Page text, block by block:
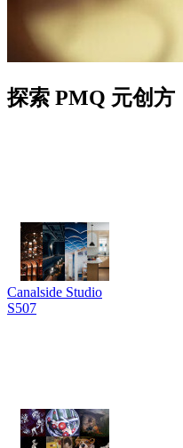
探索 PMQ 元创方
Canalside Studio
S507